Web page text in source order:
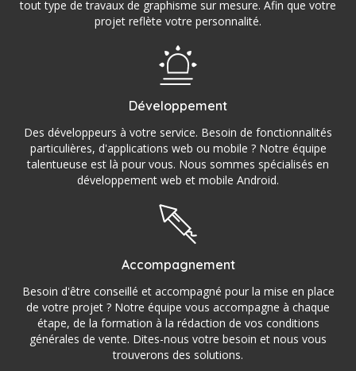
tout type de travaux de graphisme sur mesure. Afin que votre
projet reflète votre personnalité.
Développement
Des développeurs à votre service. Besoin de fonctionnalités
particulières, d'applications web ou mobile ? Notre équipe
talentueuse est là pour vous. Nous sommes spécialisés en
développement web et mobile Android.
Accompagnement
Besoin d'être conseillé et accompagné pour la mise en place
de votre projet ? Notre équipe vous accompagne à chaque
étape, de la formation à la rédaction de vos conditions
générales de vente. Dites-nous votre besoin et nous vous
trouverons des solutions.